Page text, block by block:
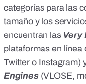
categorías para las
tamaño y los
encuentran las Very
plataformas en línea
Twitter o Instagram)
Engines (VLOSE,